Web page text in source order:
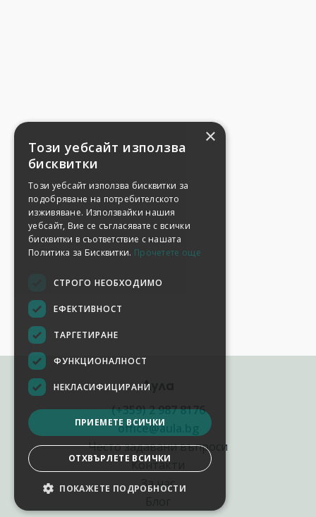
Аула
(+359) 2 987 8176
office@aula.bg
Често задавани въпроси
Контакти
За нас
×
Този уебсайт използва
бисквитки
Този уебсайт използва бисквитки за
подобряване на потребителското
изживяване. Използвайки нашия
уебсайт, Вие се съгласявате с всички
бисквитки в съответствие с нашата
Политика за Бисквитки. Прочетете още
СТРОГО НЕОБХОДИМО
ЕФЕКТИВНОСТ
ТАРГЕТИРАНЕ
ФУНКЦИОНАЛНОСТ
НЕКЛАСИФИЦИРАНИ
ПРИЕМЕТЕ ВСИЧКИ
ОТХВЪРЛЕТЕ ВСИЧКИ
ПОКАЖЕТЕ ПОДРОБНОСТИ